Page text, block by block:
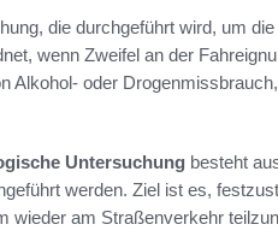
die durchgeführt wird, um
wenn Zweifel an der
Alkohol- oder
Untersuchung besteht
werden. Ziel ist es,
wieder am Straßenverkehr